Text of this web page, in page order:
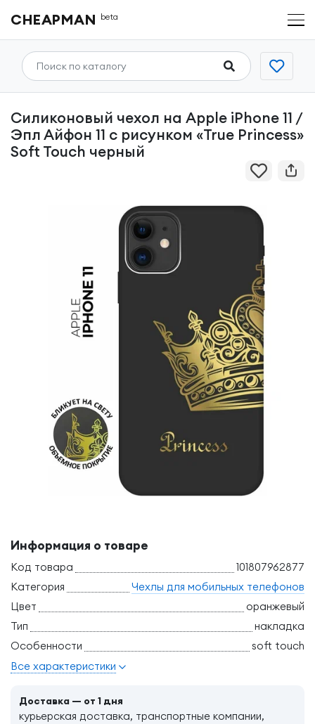
CHEAPMAN beta
Силиконовый чехол на Apple iPhone 11 /
Эпл Айфон 11 с рисунком «True Princess»
Soft Touch черный
Информация о товаре
Код товара
101807962877
Категория
Чехлы для мобильных телефонов
Цвет
оранжевый
Тип
накладка
Особенности
soft touch
Все характеристики
Доставка — от 1 дня
курьерская доставка, транспортные компании,